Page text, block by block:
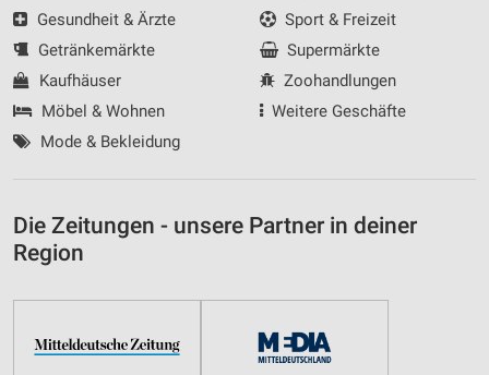
Gesundheit & Ärzte
Getränkemärkte
Kaufhäuser
Möbel & Wohnen
Mode & Bekleidung
Sport & Freizeit
Supermärkte
Zoohandlungen
Weitere Geschäfte
Die Zeitungen - unsere Partner in deiner
Region